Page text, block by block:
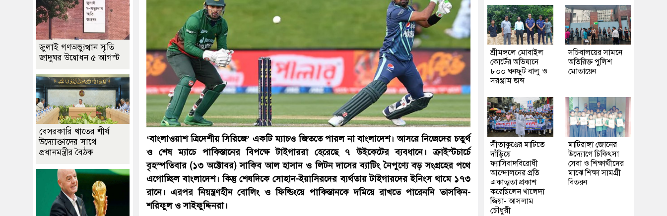
‘বাংলাওয়াশ ত্রিদেশীয় সিরিজে’ একটি ম্যাচও জিততে পারল না বাংলাদেশ। আসরে নিজেদের চতুর্থ
ও শেষ ম্যাচে পাকিস্তানের বিপক্ষে টাইগাররা হেরেছে ৭ উইকেটের ব্যবধানে। ক্রাইস্টচার্চে
বৃহস্পতিবার (১৩ অক্টোবর) সাকিব আল হাসান ও লিটন দাসের ব্যাটিং নৈপুণ্যে বড় সংগ্রহের পথে
এগোচ্ছিল বাংলাদেশ। কিন্তু শেষদিকে সোহান-ইয়াসিরদের ব্যর্থতায় টাইগারদের ইনিংস থামে ১৭৩
রানে। এরপর নিয়ন্ত্রণহীন বোলিং ও ফিল্ডিংয়ে পাকিস্তানকে দমিয়ে রাখতে পারেননি তাসকিন-
শরিফুল ও সাইফুদ্দিনরা।
জুলাই গণঅভ্যুত্থান স্মৃতি
জাদুঘর উদ্বোধন ৫ আগস্ট
বেসরকারি খাতের শীর্ষ
উদ্যোক্তাদের সাথে
প্রধানমন্ত্রীর বৈঠক
শ্রীমঙ্গলে মোবাইল
কোর্টের অভিযানে
৮০০ ঘনফুট বালু ও
সরঞ্জাম জব্দ
সচিবালয়ের সামনে
অতিরিক্ত পুলিশ
মোতায়েন
সীতাকুণ্ডের মাটিতে
দাঁড়িয়ে
ফ্যাসিবাদবিরোধী
আন্দোলনের প্রতি
একাত্মতা প্রকাশ
করেছিলেন খালেদা
জিয়া- আসলাম
চৌধুরী
মাটিরাঙ্গা জোনের
উদ্যোগে চিকিৎসা
সেবা ও শিক্ষার্থীদের
মাঝে শিক্ষা সামগ্রী
বিতরন